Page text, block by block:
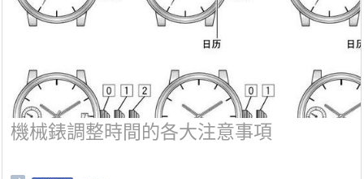
機械錶調整時間的各大注意事項